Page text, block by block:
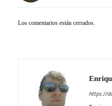
Los comentarios están cerrados.
https://